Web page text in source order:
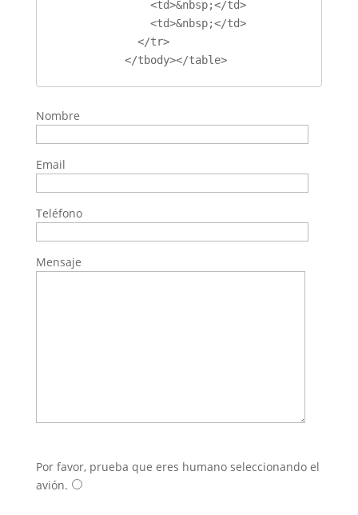
            </tbody></table>
Nombre
Email
Teléfono
Mensaje
Por favor, prueba que eres humano seleccionando el
avión.